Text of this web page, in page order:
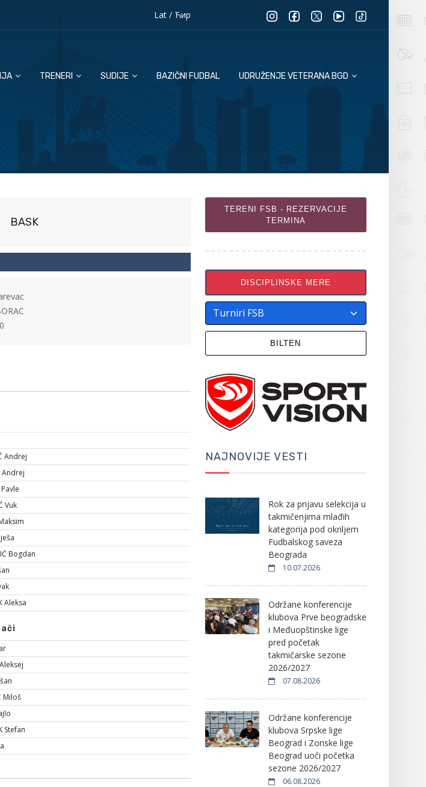
Lat/ Ћир
TRENERI SUDIJE BAZIČNI FUDBAL UDRUŽENJE VETERANA BGD
BASK
0
Andrej
Andrej
Vuk
Bogdan
Aleksa
Miloš
Stefan
TERENI FSB - REZERVACIJE
TERMINA
DISCIPLINSKE MERE
BILTEN
NAJNOVIJE VESTI
Rok za prijavu selekcija u
takmičenjima mlađih
kategorija pod okriljem
Fudbalskog saveza
Beograda
10.07.2026
Održane konferencije
klubova Prve beogradske
i Međuopštinske lige
pred početak
takmičarske sezone
2026/2027
07.08.2026
Održane konferencije
klubova Srpske lige
Beograd i Zonske lige
Beograd uoči početka
sezone 2026/2027
06.08.2026